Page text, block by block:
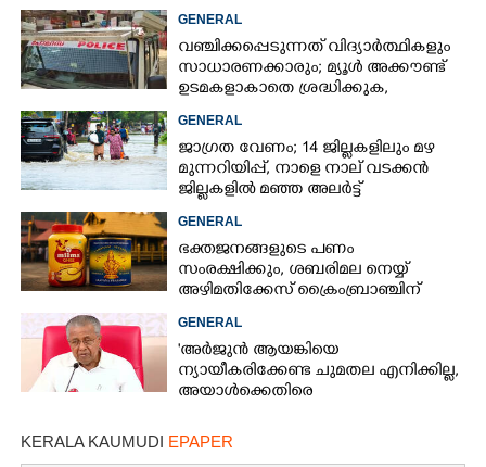
GENERAL
വഞ്ചിക്കപ്പെടുന്നത് വിദ്യാർത്ഥികളും
സാധാരണക്കാരും; മ്യൂൾ അക്കൗണ്ട്
ഉടമകളാകാതെ ശ്രദ്ധിക്കുക,
GENERAL
ജാഗ്രത വേണം; 14 ജില്ലകളിലും മഴ
മുന്നറിയിപ്പ്, നാളെ നാല് വടക്കൻ
ജില്ലകളിൽ മഞ്ഞ അലർട്ട്
GENERAL
ഭക്തജനങ്ങളുടെ പണം
സംരക്ഷിക്കും, ശബരിമല നെയ്യ്
അഴിമതിക്കേസ് ക്രൈംബ്രാഞ്ചിന്
GENERAL
'അർജുൻ ആയങ്കിയെ
ന്യായീകരിക്കേണ്ട ചുമതല എനിക്കില്ല,
അയാൾക്കെതിരെ
KERALA KAUMUDI EPAPER